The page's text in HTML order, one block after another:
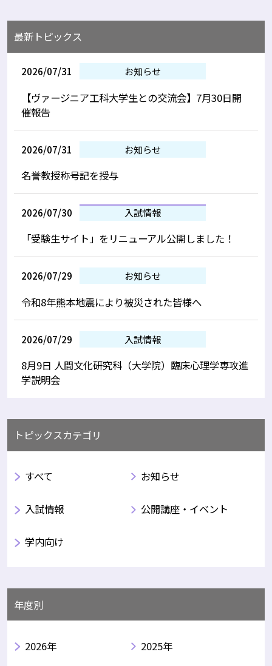
最新トピックス
2026/07/31 お知らせ
【ヴァージニア工科大学生との交流会】7月30日開
催報告
2026/07/31 お知らせ
名誉教授称号記を授与
2026/07/30 入試情報
「受験生サイト」をリニューアル公開しました！
2026/07/29 お知らせ
令和8年熊本地震により被災された皆様へ
2026/07/29 入試情報
8月9日 人間文化研究科（大学院）臨床心理学専攻進
学説明会
トピックスカテゴリ
すべて お知らせ
入試情報 公開講座・イベント
学内向け
年度別
2026年 2025年